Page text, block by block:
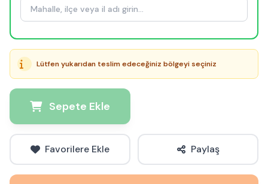
Lütfen yukarıdan teslim edeceğiniz bölgeyi seçiniz
Sepete Ekle
Favorilere Ekle Paylaş